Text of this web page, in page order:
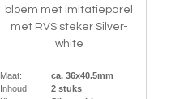
bloem met imitatieparel
met RVS steker Silver-
white
Maat:
ca. 36x40.5mm
Inhoud:
2 stuks